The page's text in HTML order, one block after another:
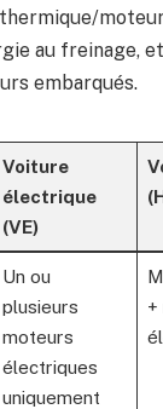
au freinage,
embarqués.
Voiture
électrique
(VE)
Un ou
plusieurs
moteurs
électriques
uniquement
+